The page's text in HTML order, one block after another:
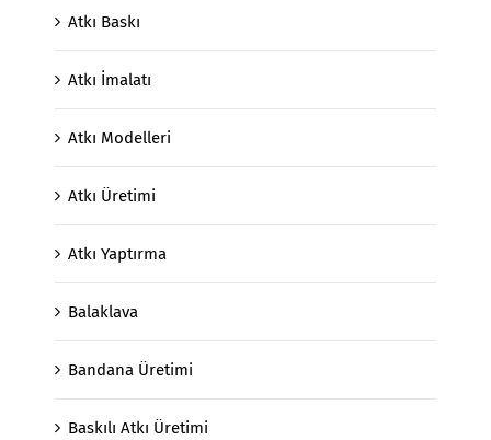
Atkı Baskı
Atkı İmalatı
Atkı Modelleri
Atkı Üretimi
Atkı Yaptırma
Balaklava
Bandana Üretimi
Baskılı Atkı Üretimi